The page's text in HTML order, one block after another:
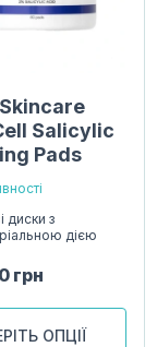
Salicylic
Pads
диски з
дією
грн
ОПЦІЇ